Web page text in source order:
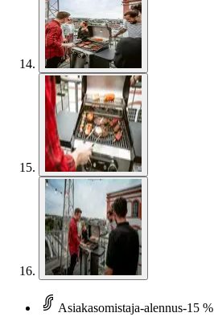
Asiakasomistaja-alennus-15 %